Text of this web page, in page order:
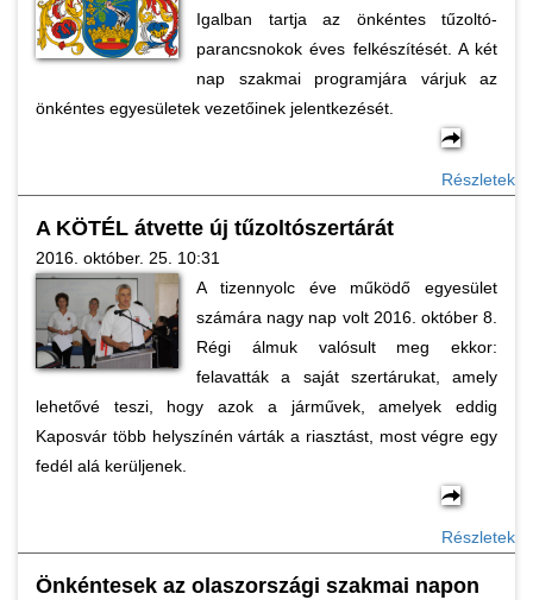
Igalban tartja az önkéntes tűzoltó-
parancsnokok éves felkészítését. A két
nap szakmai programjára várjuk az
önkéntes egyesületek vezetőinek jelentkezését.
Részletek
A KÖTÉL átvette új tűzoltószertárát
2016. október. 25. 10:31
A tizennyolc éve működő egyesület
számára nagy nap volt 2016. október 8.
Régi álmuk valósult meg ekkor:
felavatták a saját szertárukat, amely
lehetővé teszi, hogy azok a járművek, amelyek eddig
Kaposvár több helyszínén várták a riasztást, most végre egy
fedél alá kerüljenek.
Részletek
Önkéntesek az olaszországi szakmai napon